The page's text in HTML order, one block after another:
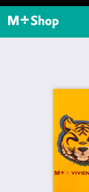
M+ Shop